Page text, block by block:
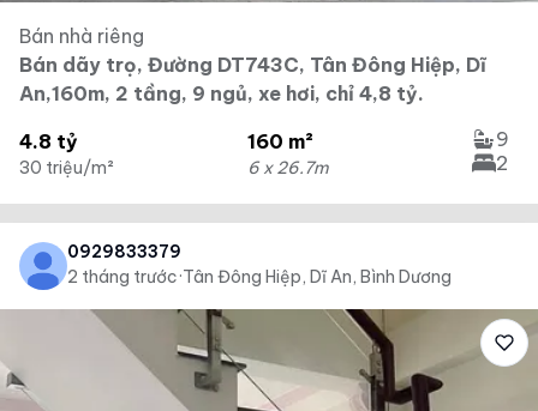
Bán nhà riêng
Bán dãy trọ, Đường DT743C, Tân Đông Hiệp, Dĩ
An,160m, 2 tầng, 9 ngủ, xe hơi, chỉ 4,8 tỷ.
4.8 tỷ
30 triệu/m²
160 m²
6 x 26.7m
9
2
0929833379
2 tháng trước·Tân Đông Hiệp, Dĩ An, Bình Dương